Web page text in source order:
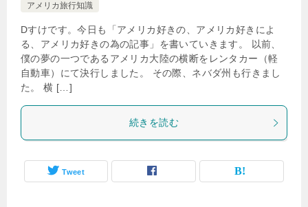
アメリカ旅行知識
Dすけです。今日も「アメリカ好きの、アメリカ好きによ
る、アメリカ好きの為の記事」を書いていきます。 以前、
僕の夢の一つであるアメリカ大陸の横断をレンタカー（軽
自動車）にて決行しました。 その際、ネバダ州も行きまし
た。 横 […]
続きを読む
Tweet